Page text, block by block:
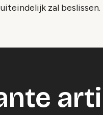
zal beslissen.